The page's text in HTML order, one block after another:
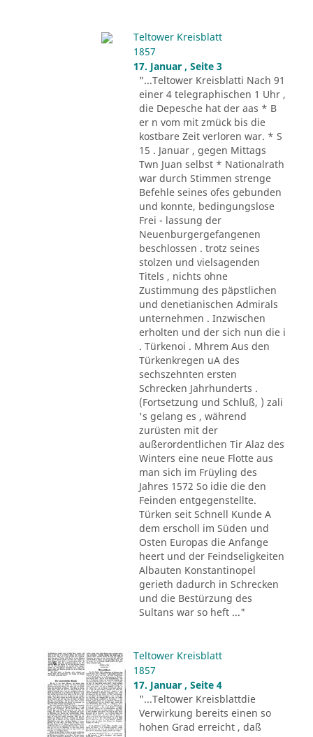
Teltower Kreisblatt
1857
17. Januar , Seite 3
"...Teltower Kreisblatti Nach 91
einer 4 telegraphischen 1 Uhr ,
die Depesche hat der aas * B
er n vom mit zmück bis die
kostbare Zeit verloren war. * S
15 . Januar , gegen Mittags
Twn Juan selbst * Nationalrath
war durch Stimmen strenge
Befehle seines ofes gebunden
und konnte, bedingungslose
Frei - lassung der
Neuenburgergefangenen
beschlossen . trotz seines
stolzen und vielsagenden
Titels , nichts ohne
Zustimmung des päpstlichen
und denetianischen Admirals
unternehmen . Inzwischen
erholten und der sich nun die i
. Türkenoi . Mhrem Aus den
Türkenkregen uA des
sechszehnten ersten
Schrecken Jahrhunderts .
(Fortsetzung und Schluß, ) zali
's gelang es , während
zurüsten mit der
außerordentlichen Tir Alaz des
Winters eine neue Flotte aus
man sich im Früyling des
Jahres 1572 So idie die den
Feinden entgegenstellte.
Türken seit Schnell Kunde A
dem erscholl im Süden und
Osten Europas die Anfange
heert und der Feindseligkeiten
Albauten Konstantinopel
gerieth dadurch in Schrecken
und die Bestürzung des
Sultans war so heft ..."
Teltower Kreisblatt
1857
17. Januar , Seite 4
"...Teltower Kreisblattdie
Verwirkung bereits einen so
hohen Grad erreicht , daß